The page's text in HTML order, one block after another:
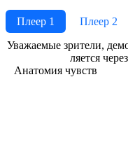
Плеер 1
Плеер 2
Ува­жае­мые зри­те­ли,
ля­ет­ся
Анатомия чувств